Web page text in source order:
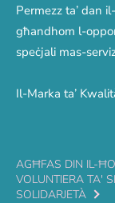
Permezz ta’ dan
għandhom l-
speċjali mas-
Il-Marka ta’
AGĦFAS DIN IL-
VOLUNTIERA TA'
SOLIDARJETÀ